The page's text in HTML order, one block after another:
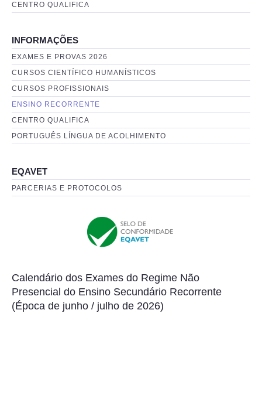
CENTRO QUALIFICA
INFORMAÇÕES
EXAMES E PROVAS 2026
CURSOS CIENTÍFICO HUMANÍSTICOS
CURSOS PROFISSIONAIS
ENSINO RECORRENTE
CENTRO QUALIFICA
PORTUGUÊS LÍNGUA DE ACOLHIMENTO
EQAVET
PARCERIAS E PROTOCOLOS
Calendário dos Exames do Regime Não
Presencial do Ensino Secundário Recorrente
(Época de junho / julho de 2026)